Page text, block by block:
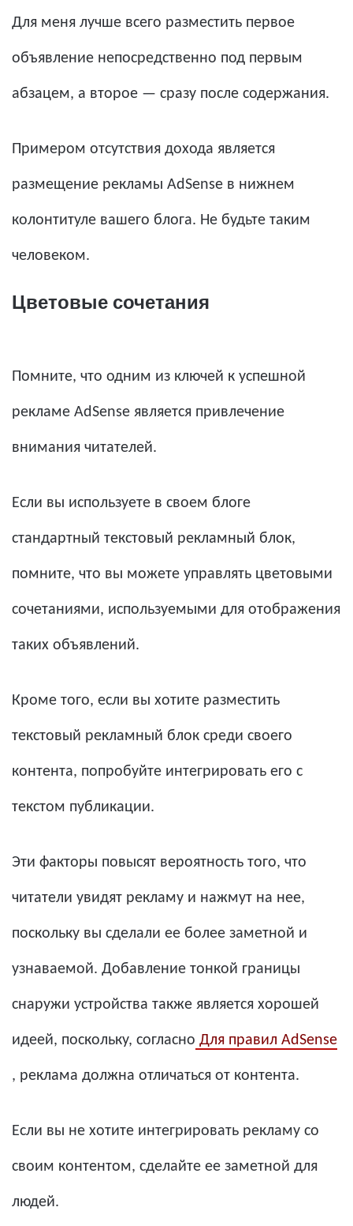
Для меня лучше всего разместить первое
объявление непосредственно под первым
абзацем, а второе — сразу после содержания.
Примером отсутствия дохода является
размещение рекламы AdSense в нижнем
колонтитуле вашего блога. Не будьте таким
человеком.
Цветовые сочетания
Помните, что одним из ключей к успешной
рекламе AdSense является привлечение
внимания читателей.
Если вы используете в своем блоге
стандартный текстовый рекламный блок,
помните, что вы можете управлять цветовыми
сочетаниями, используемыми для отображения
таких объявлений.
Кроме того, если вы хотите разместить
текстовый рекламный блок среди своего
контента, попробуйте интегрировать его с
текстом публикации.
Эти факторы повысят вероятность того, что
читатели увидят рекламу и нажмут на нее,
поскольку вы сделали ее более заметной и
узнаваемой. Добавление тонкой границы
снаружи устройства также является хорошей
идеей, поскольку, согласно Для правил AdSense
, реклама должна отличаться от контента.
Если вы не хотите интегрировать рекламу со
своим контентом, сделайте ее заметной для
людей.